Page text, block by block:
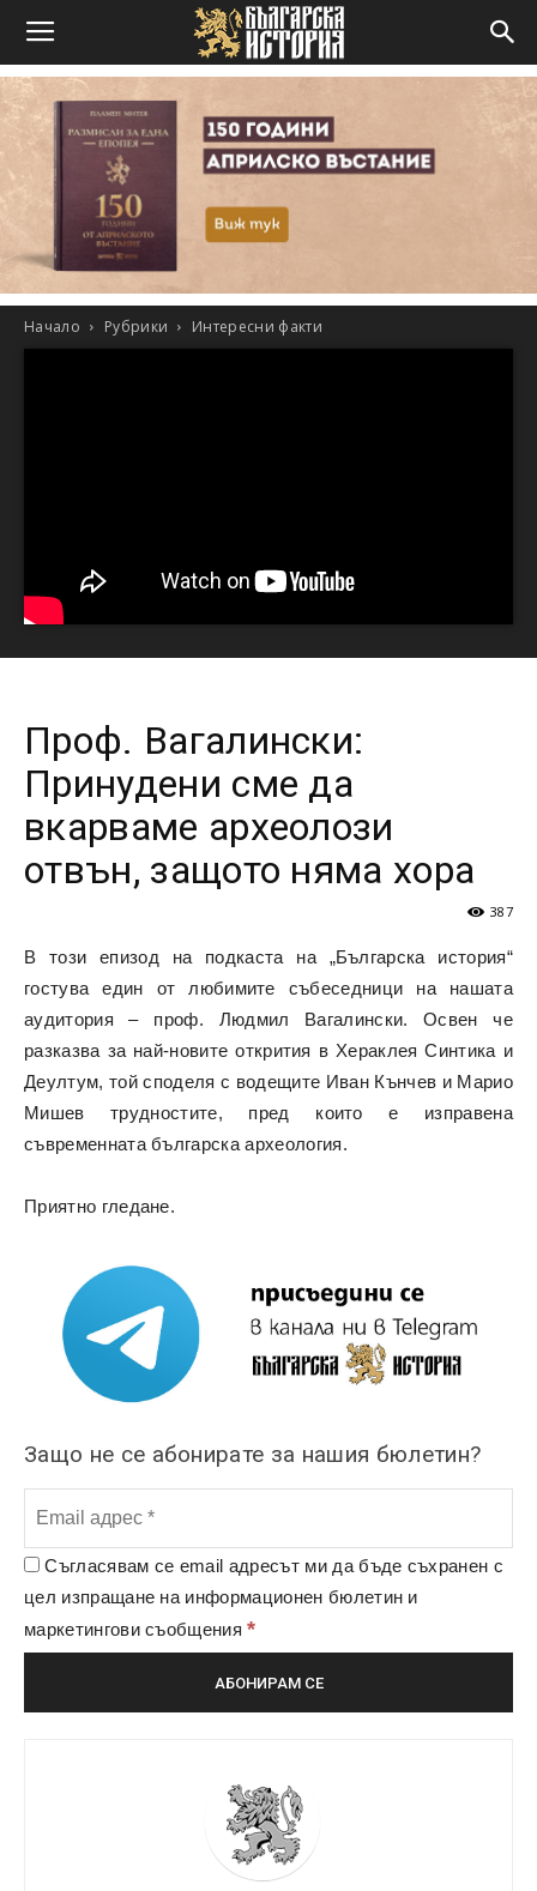
Начало Рубрики Интересни факти
Проф. Вагалински:
Принудени сме да
вкарваме археолози
отвън, защото няма хора
387
В този епизод на подкаста на „Българска история“
гостува един от любимите събеседници на нашата
аудитория – проф. Людмил Вагалински. Освен че
разказва за най-новите открития в Хераклея Синтика и
Деултум, той споделя с водещите Иван Кънчев и Марио
Мишев трудностите, пред които е изправена
съвременната българска археология.
Приятно гледане.
Защо не се абонирате за нашия бюлетин?
Съгласявам се email адресът ми да бъде съхранен с
цел изпращане на информационен бюлетин и
маркетингови съобщения*